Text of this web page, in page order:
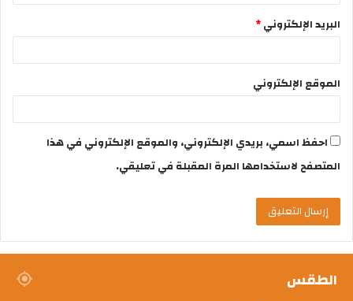
البريد الإلكتروني*
الموقع الإلكتروني
احفظ اسمي، بريدي الإلكتروني، والموقع الإلكتروني في هذا
المتصفح لاستخدامها المرة المقبلة في تعليقي.
الطقس